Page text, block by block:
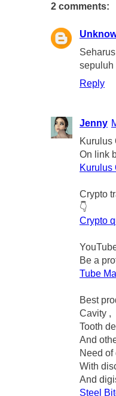
2 comments:
sepuluh
Reply
Jenny
Kurulus
On link
Kurulus
Crypto
👇
Crypto
Be a
Tube
Best
Cavity ,
Tooth
And
Need of
With
And
Steel